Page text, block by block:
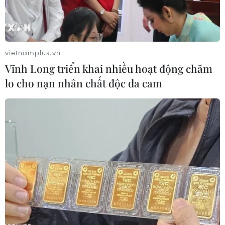
Công nhân làm việc tại một nhà máy sản xuất ôtô ở
Sindelfingen, Đức. (Ảnh: AFP/TTXVN)
Ngân hàng Trung ương Đức (Bundesbank) ngày
19/2 cảnh báo Tổng sản phẩm quốc nội (GDP)
của nước này có thể sẽ giảm nhẹ trong quý đầu
tiên của năm nay, đẩy nền kinh tế hàng đầu
châu Âu rơi vào suy thoái trong bối cảnh Đức
đang phải đối mặt với nhiều cuộc khủng hoảng.
vietnamplus.vn
Vĩnh Long triển khai nhiều hoạt động chăm
lo cho nạn nhân chất độc da cam